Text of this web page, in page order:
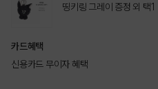
띵키링 그레이 증정 외 택1
카드혜택
신용카드 무이자 혜택